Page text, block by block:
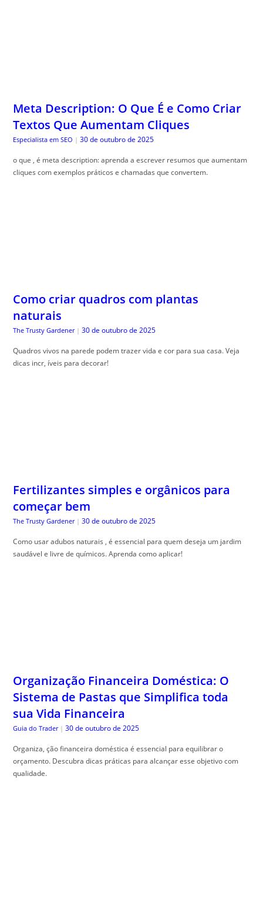
Meta Description: O Que É e Como Criar
Textos Que Aumentam Cliques
Especialista em SEO | 30 de outubro de 2025
o que , é meta description: aprenda a escrever resumos que aumentam
cliques com exemplos práticos e chamadas que convertem.
Como criar quadros com plantas
naturais
The Trusty Gardener | 30 de outubro de 2025
Quadros vivos na parede podem trazer vida e cor para sua casa. Veja
dicas incr, íveis para decorar!
Fertilizantes simples e orgânicos para
começar bem
The Trusty Gardener | 30 de outubro de 2025
Como usar adubos naturais , é essencial para quem deseja um jardim
saudável e livre de químicos. Aprenda como aplicar!
Organização Financeira Doméstica: O
Sistema de Pastas que Simplifica toda
sua Vida Financeira
Guia do Trader | 30 de outubro de 2025
Organiza, ção financeira doméstica é essencial para equilibrar o
orçamento. Descubra dicas práticas para alcançar esse objetivo com
qualidade.